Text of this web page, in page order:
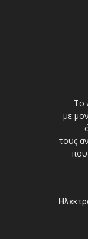
Το
με
τους
που